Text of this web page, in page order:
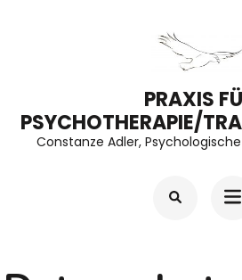
drücken)
PRAXIS
PSYCHOTHERAPIE/
Constanze Adler,